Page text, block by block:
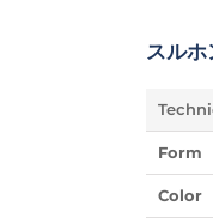
スルホ
Form
Color